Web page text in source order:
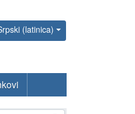
(latinica)